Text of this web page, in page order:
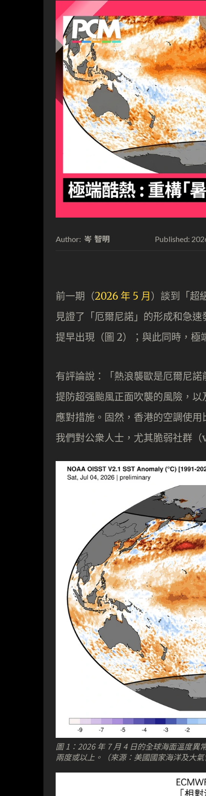
Author: 岑 智明 Published:
前一期（2026 年 5 月）談到「超
見證了「厄爾尼諾」的形成和急
提早出現（圖 2）；與此同時，極
有評論說：「熱浪襲歐是厄爾尼
提防超强颱風正面吹襲的風險，
應對措施。固然，香港的空調使
我們對公衆人士，尤其脆弱社群
圖 1：2026 年 7 月 4 日的全球海面溫度
兩度或以上。（來源：美國國家海洋及大